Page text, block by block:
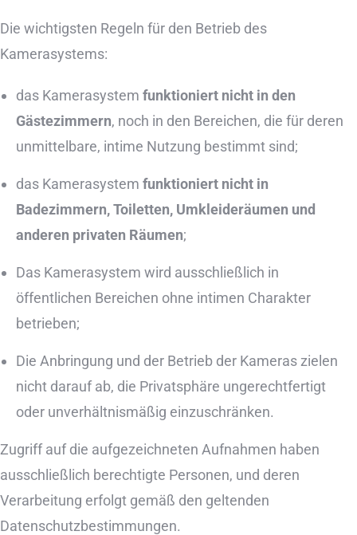
Die wichtigsten Regeln für den Betrieb des
Kamerasystems:
das Kamerasystem funktioniert nicht in den
Gästezimmern, noch in den Bereichen, die für deren
unmittelbare, intime Nutzung bestimmt sind;
das Kamerasystem funktioniert nicht in
Badezimmern, Toiletten, Umkleideräumen und
anderen privaten Räumen;
Das Kamerasystem wird ausschließlich in
öffentlichen Bereichen ohne intimen Charakter
betrieben;
Die Anbringung und der Betrieb der Kameras zielen
nicht darauf ab, die Privatsphäre ungerechtfertigt
oder unverhältnismäßig einzuschränken.
Zugriff auf die aufgezeichneten Aufnahmen haben
ausschließlich berechtigte Personen, und deren
Verarbeitung erfolgt gemäß den geltenden
Datenschutzbestimmungen.